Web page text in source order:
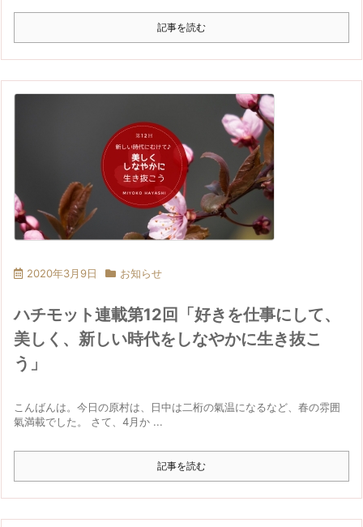
記事を読む
2020年3月9日 お知らせ
ハチモット連載第12回「好きを仕事にして、
美しく、新しい時代をしなやかに生き抜こ
う」
こんばんは。今日の原村は、日中は二桁の氣温になるなど、春の雰囲
氣満載でした。 さて、4月か ...
記事を読む